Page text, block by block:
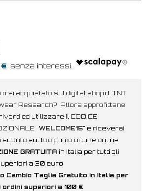
€
mai acquistato sul digital shop di TNT
Research? Allora approfittane
ed utilizzare il CODICE
"WELCOME15" e riceverai
sconto sul tuo primo ordine online
GRATUITA in Italia per tutti gli
a 30 euro
Cambio Taglia Gratuito in Italia per
superiori a 100 €